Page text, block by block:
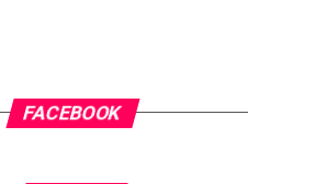
FACEBOOK